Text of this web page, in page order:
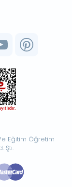
Eğitim Öğretim
Şti.